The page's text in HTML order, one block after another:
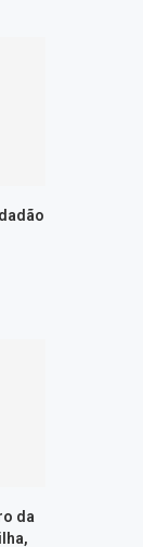
da